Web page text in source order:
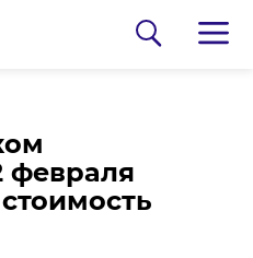
февраля
СЗФО по
без